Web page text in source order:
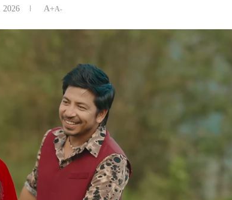
2026 A+A-